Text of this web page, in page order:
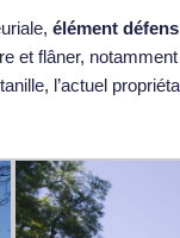
élément
et flâner,
l’actuel